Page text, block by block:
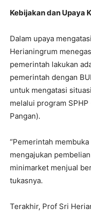
Kebijakan dan Upaya
Dalam upaya
Herianingrum
pemerintah lakukan
pemerintah dengan
untuk mengatasi
melalui program
Pangan).
“Pemerintah
mengajukan
minimarket menjual
tukasnya.
Terakhir, Prof Sri